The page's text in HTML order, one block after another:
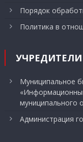
Порядок
Политика в
УЧРЕДИТЕЛИ
Муниципальное
муниципального
Администрация